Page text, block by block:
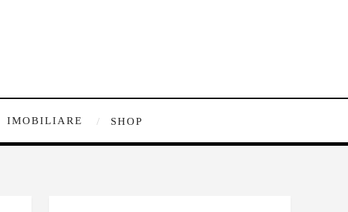
IMOBILIARE SHOP